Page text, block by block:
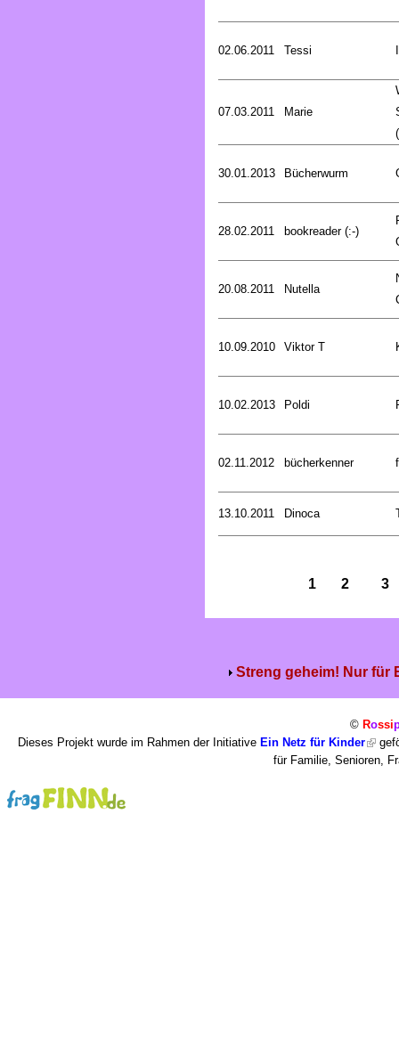
02.06.2011 Tessi
07.03.2011 Marie
30.01.2013 Bücherwurm
28.02.2011 bookreader (:-)
20.08.2011 Nutella
10.09.2010 Viktor T
10.02.2013 Poldi
02.11.2012 bücherkenner
13.10.2011 Dinoca
1 2 3
Streng geheim! Nur für
© Rossi
Dieses Projekt wurde im Rahmen der Initiative Ein Netz für Kinder
für Familie, Senioren,